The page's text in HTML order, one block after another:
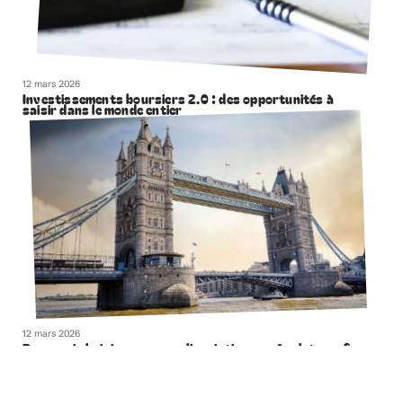
12 mars 2026
Investissements boursiers 2.0 : des opportunités à
saisir dans le monde entier
12 mars 2026
Pourquoi choisir un voyage linguistique en Angleterre ?